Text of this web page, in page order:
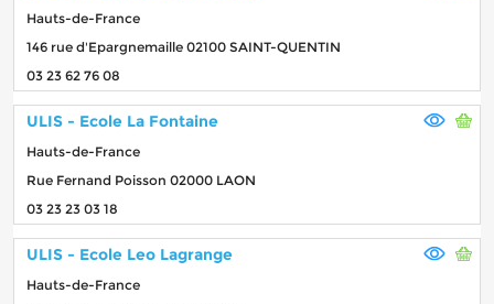
Hauts-de-France
146 rue d'Epargnemaille 02100 SAINT-QUENTIN
03 23 62 76 08
ULIS - Ecole La Fontaine
Hauts-de-France
Rue Fernand Poisson 02000 LAON
03 23 23 03 18
ULIS - Ecole Leo Lagrange
Hauts-de-France